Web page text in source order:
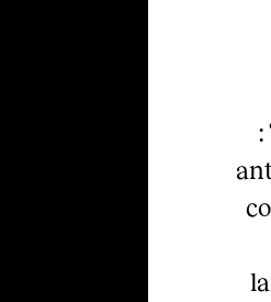
: